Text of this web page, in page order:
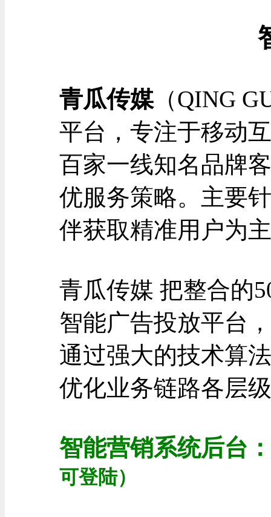
青瓜传媒 （QING
平台，专注于移动
百家一线知名品牌
优服务策略。主要
伴获取精准用户为
青瓜传媒 把整合的
智能广告投放平台
通过强大的技术算
优化业务链路各层
智能营销系统后台：
可登陆）